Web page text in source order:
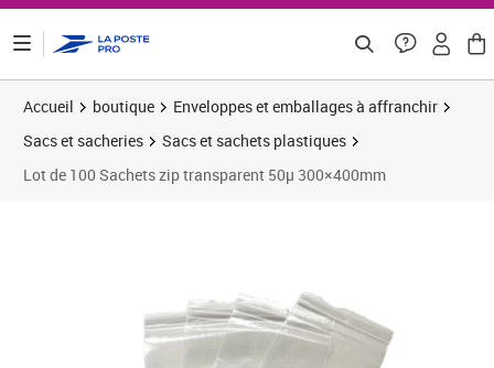
Accueil boutique
Enveloppes et emballages à affranchir
Sacs et sacheries
Sacs et sachets plastiques
Lot de 100 Sachets zip transparent 50µ 300×400mm